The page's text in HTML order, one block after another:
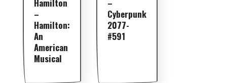
Hamilton
–
Hamilton:
An
American
Musical
–
Cyberpunk
2077-
#591